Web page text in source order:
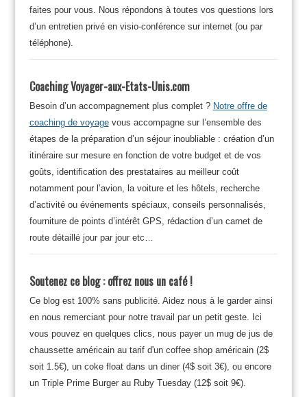
faites pour vous. Nous répondons à toutes vos questions lors
d’un entretien privé en visio-conférence sur internet (ou par
téléphone).
Coaching Voyager-aux-Etats-Unis.com
Besoin d’un accompagnement plus complet ? Notre offre de
coaching de voyagevous accompagne sur l’ensemble des
étapes de la préparation d’un séjour inoubliable : création d’un
itinéraire sur mesure en fonction de votre budget et de vos
goûts, identification des prestataires au meilleur coût
notamment pour l’avion, la voiture et les hôtels, recherche
d’activité ou événements spéciaux, conseils personnalisés,
fourniture de points d’intérêt GPS, rédaction d’un carnet de
route détaillé jour par jour etc…
Soutenez ce blog : offrez nous un café !
Ce blog est 100% sans publicité. Aidez nous à le garder ainsi
en nous remerciant pour notre travail par un petit geste. Ici
vous pouvez en quelques clics, nous payer un mug de jus de
chaussette américain au tarif d'un coffee shop américain (2$
soit 1.5€), un coke float dans un diner (4$ soit 3€), ou encore
un Triple Prime Burger au Ruby Tuesday (12$ soit 9€).